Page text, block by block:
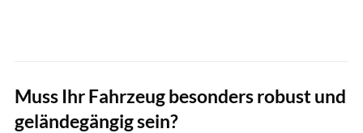
Muss Ihr Fahrzeug besonders robust und
geländegängig sein?